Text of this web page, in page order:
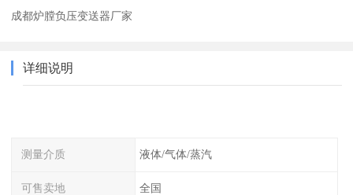
成都炉膛负压变送器厂家
详细说明
测量介质 液体/气体/蒸汽
可售卖地 全国